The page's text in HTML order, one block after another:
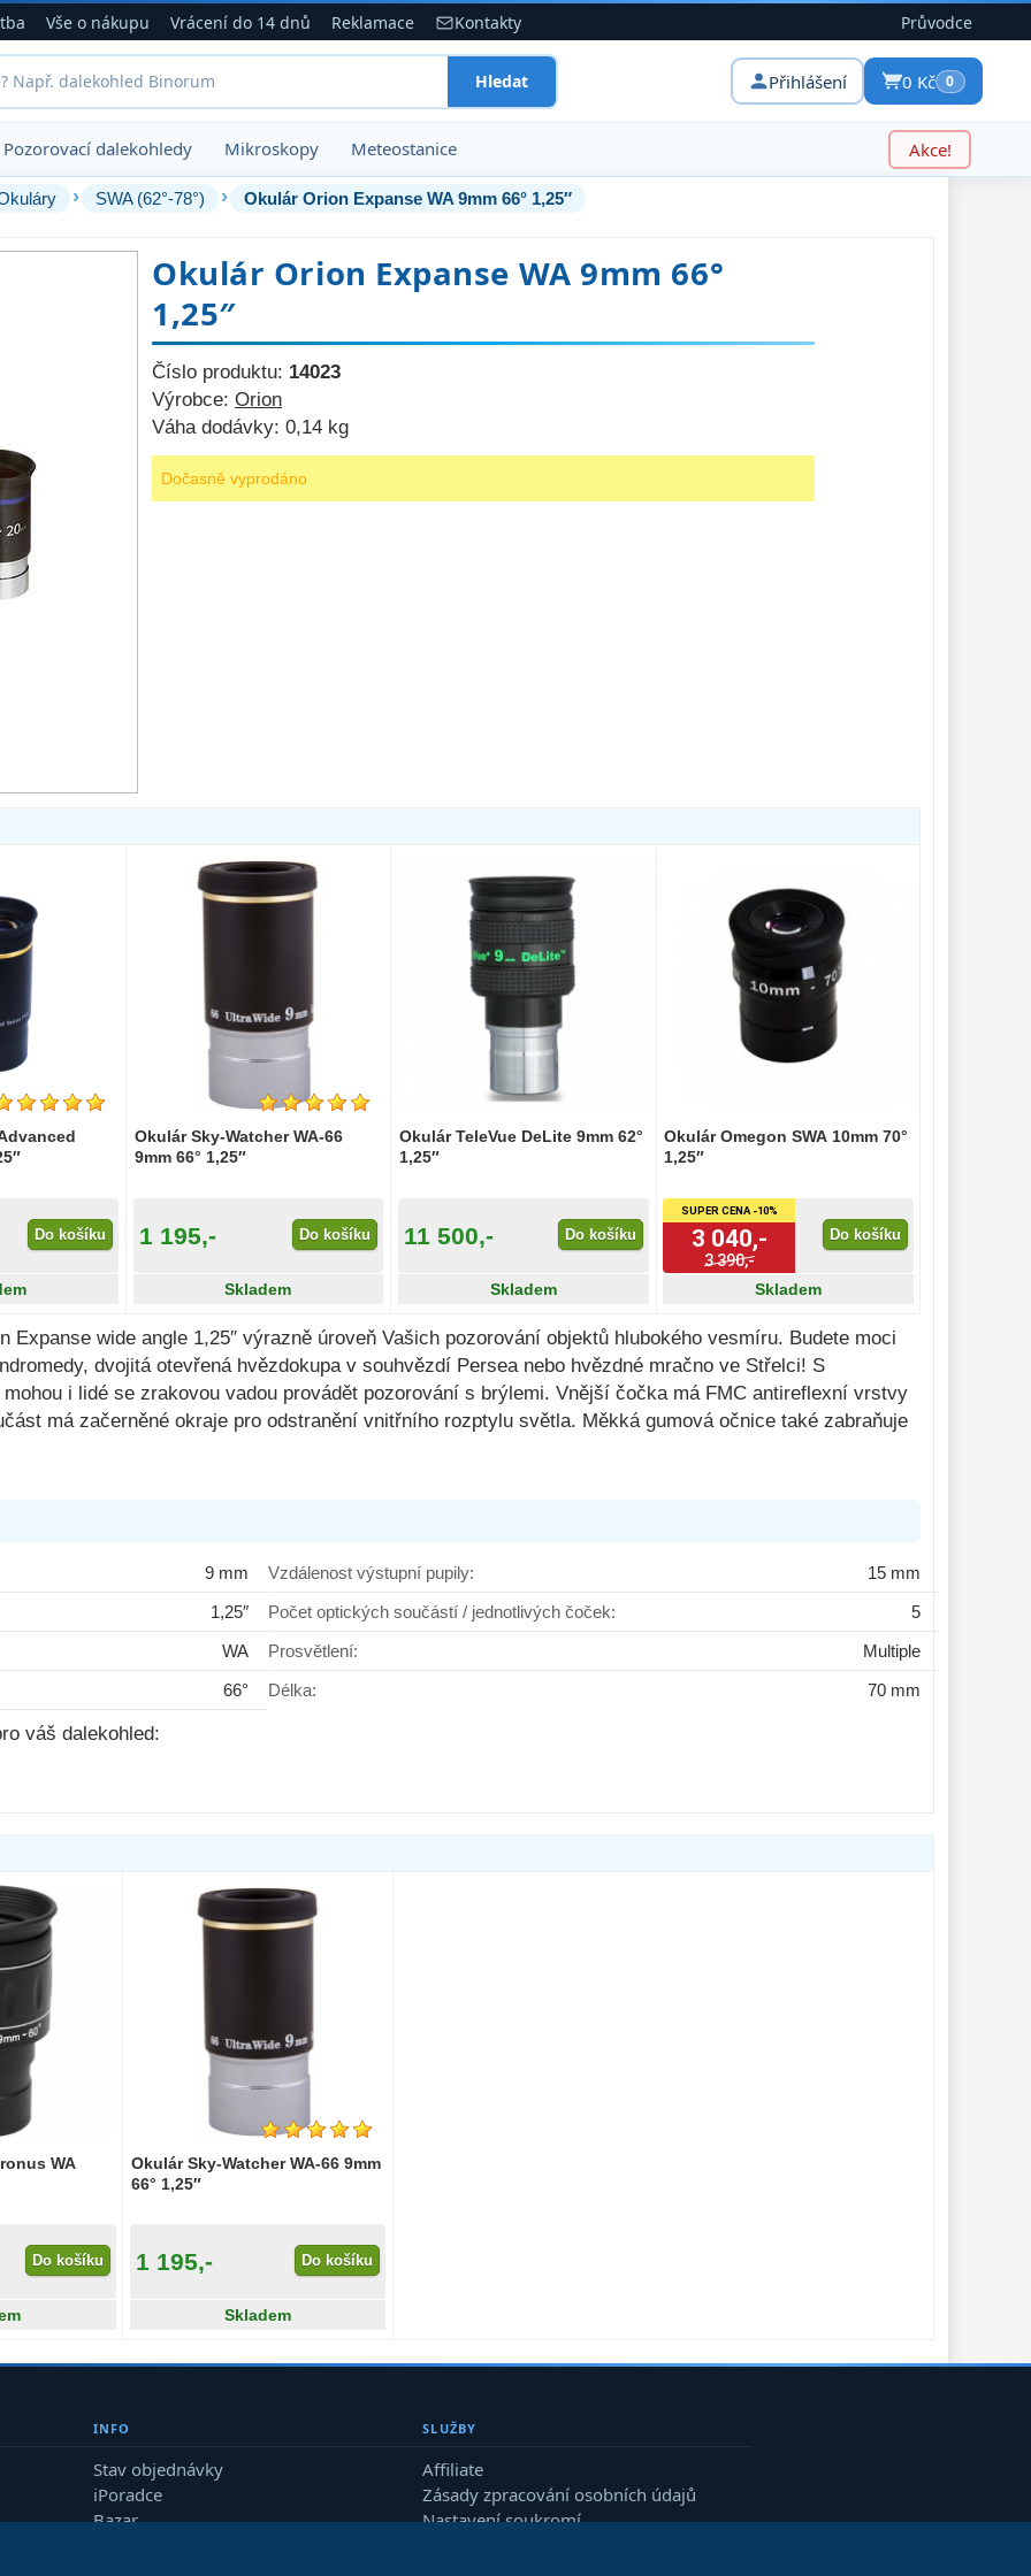
Vše o nákupu Vrácení do 14 dnů Reklamace Kontakty Průvodce
Hledat Přihlášení 0 Kč 0
Pozorovací dalekohledy Mikroskopy Meteostanice Akce!
› SWA (62°-78°) › Okulár Orion Expanse WA 9mm 66° 1,25″
Okulár Orion Expanse WA 9mm 66°
1,25″
Číslo produktu: 14023
Výrobce: Orion
Váha dodávky: 0,14 kg
Dočasně vyprodáno
Do košíku
Okulár Sky-Watcher WA-66
9mm 66° 1,25″
1 195,- Do košíku
Skladem
Okulár TeleVue DeLite 9mm 62°
1,25″
11 500,- Do košíku
Skladem
Okulár Omegon SWA 10mm 70°
1,25″
SUPER CENA -10%
3 040,-
3 390,-
Do košíku
Skladem
wide angle 1,25″ výrazně úroveň Vašich pozorování objektů hlubokého vesmíru. Budete moci
dvojitá otevřená hvězdokupa v souhvězdí Persea nebo hvězdné mračno ve Střelci! S
i lidé se zrakovou vadou provádět pozorování s brýlemi. Vnější čočka má FMC antireflexní vrstvy
má začerněné okraje pro odstranění vnitřního rozptylu světla. Měkká gumová očnice také zabraňuje
9 mm
1,25″
WA
66°
Vzdálenost výstupní pupily:
15 mm
Počet optických součástí / jednotlivých čoček:
5
Prosvětlení:
Multiple
Délka:
70 mm
váš dalekohled:
WA
Do košíku
Okulár Sky-Watcher WA-66 9mm
66° 1,25″
1 195,- Do košíku
Skladem
INFO
Stav objednávky
iPoradce
Bazar
SLUŽBY
Affiliate
Zásady zpracování osobních údajů
Nastavení soukromí